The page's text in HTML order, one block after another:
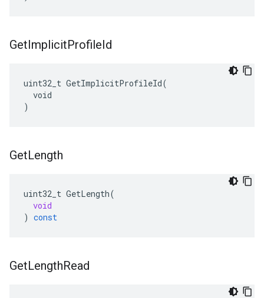
GetImplicitProfileId
uint32_t GetImplicitProfileId(
  void
)
GetLength
uint32_t GetLength(
void
) const
GetLengthRead